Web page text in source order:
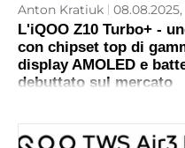
Anton Kratiuk 08.08.2025,
L'iQOO Z10 Turbo+ -
con chipset top di
display AMOLED e
debuttato sul mercato